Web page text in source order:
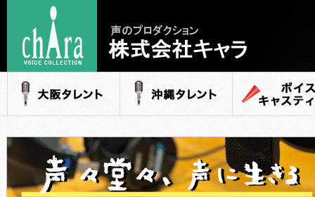
声のプロダクション
- 株式会社キャラ
大阪タレント 沖縄タレント ボイスキャステ